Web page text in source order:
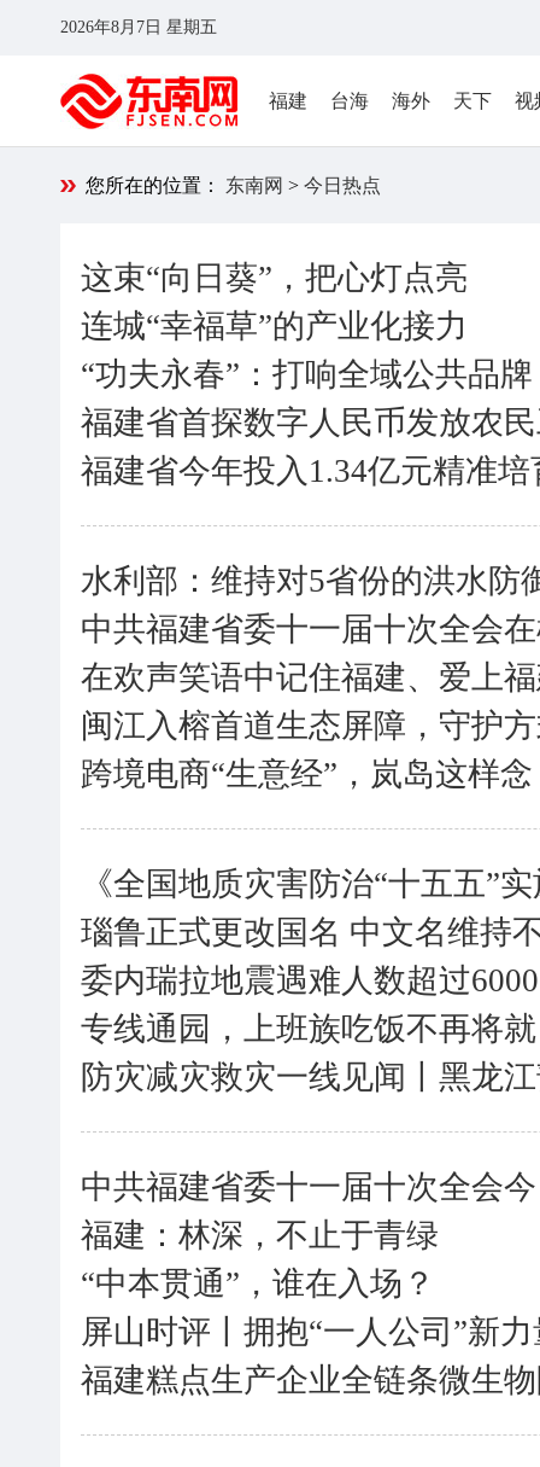
2026年8月7日 星期五
福建 台海 海外 天下 视
您所在的位置： 东南网 > 今日热点
这束“向日葵”，把心灯点亮
连城“幸福草”的产业化接力
“功夫永春”：打响全域公共品牌
福建省首探数字人民币发放农
福建省今年投入1.34亿元精准培
水利部：维持对5省份的洪水
中共福建省委十一届十次全会
在欢声笑语中记住福建、爱上
闽江入榕首道生态屏障，守护
跨境电商“生意经”，岚岛这样念
《全国地质灾害防治“十五五”
瑙鲁正式更改国名 中文名维持
委内瑞拉地震遇难人数超过6000
专线通园，上班族吃饭不再将就
防灾减灾救灾一线见闻丨黑龙
中共福建省委十一届十次全会
福建：林深，不止于青绿
“中本贯通”，谁在入场？
屏山时评丨拥抱“一人公司”新
福建糕点生产企业全链条微生